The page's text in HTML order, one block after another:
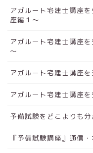
アガルート宅建士講座
座編１～
アガルート宅建士講座
～
アガルート宅建士講座
アガルート宅建士講座
予備試験をどこよりも
『予備試験講座』通信